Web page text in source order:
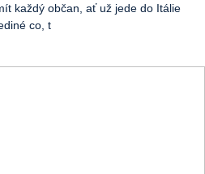
každý občan, ať už jede do Itálie
co, t